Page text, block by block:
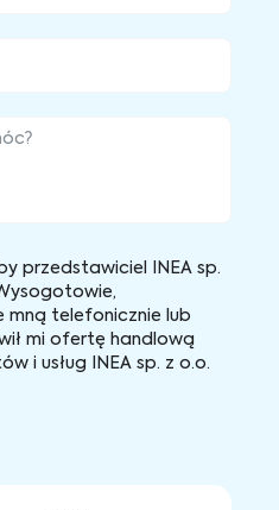
przedstawiciel INEA sp.
mną telefonicznie lub
mi ofertę handlową
i usług INEA sp. z o.o.